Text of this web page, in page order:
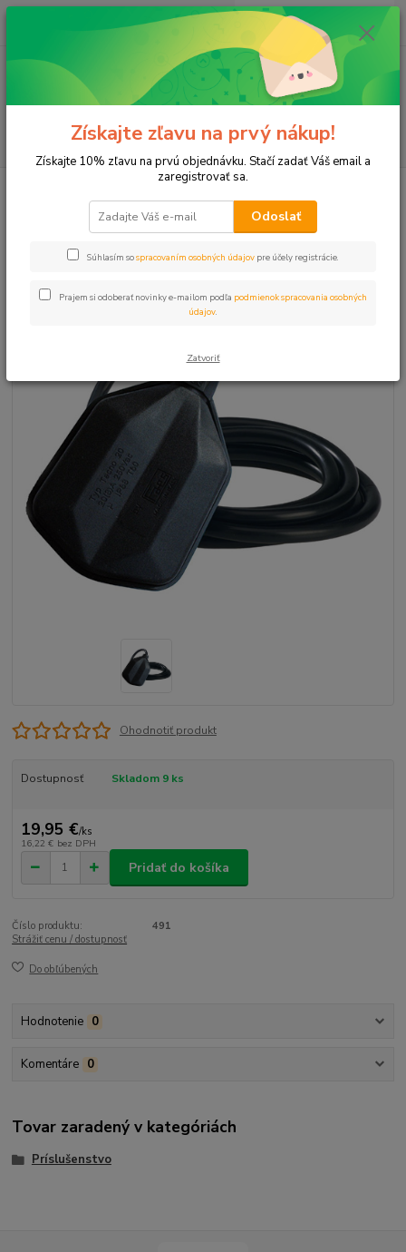
Menu
(Po-Pia, 8-17 hod.)
ks
za0 €
Príslušenstvo
Plavák 5m prepínací
Ohodnotiť produkt
Dostupnosť Skladom 9 ks
19,95 €/ks
16,22 € bez DPH
Pridať do košíka
Číslo produktu:
491
Strážiť cenu / dostupnosť
Do obľúbených
Hodnotenie 0
Komentáre 0
Tovar zaradený v kategóriách
Príslušenstvo
Získajte zľavu na prvý nákup!
Získajte 10% zľavu na prvú objednávku. Stačí zadať Váš email a
zaregistrovať sa.
Odoslať
Súhlasím sospracovaním osobných údajov pre účely registrácie.
Prajem si odoberať novinky e-mailom podľa podmienok spracovania osobných
údajov
Zatvoriť